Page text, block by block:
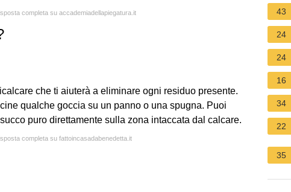
completa su accademiadellapiegatura.it
che ti aiuterà a eliminare ogni residuo presente.
qualche goccia su un panno o una spugna. Puoi
puro direttamente sulla zona intaccata dal calcare.
completa su fattoincasadabenedetta.it
43
24
24
16
34
22
35